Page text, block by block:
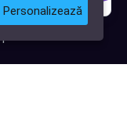
Personalizează